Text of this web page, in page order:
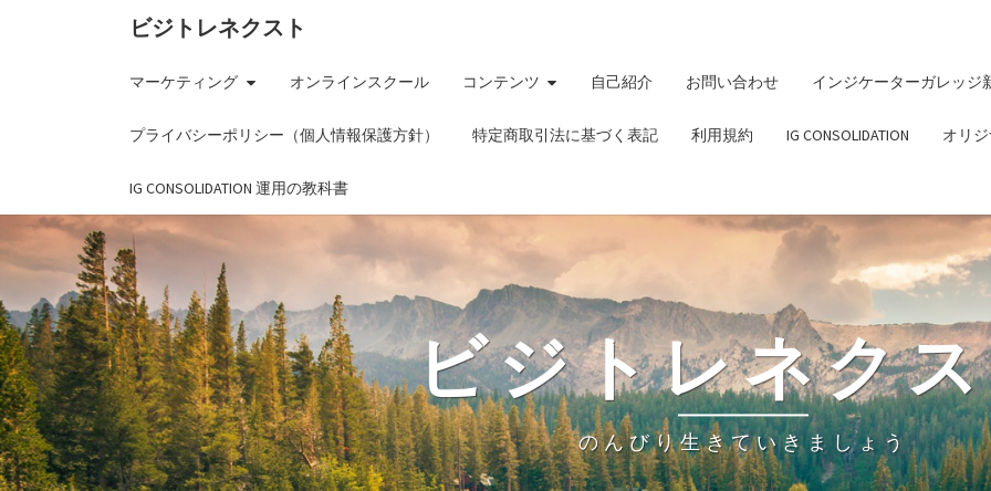
ビジトレネクスト
マーケティング オンラインスクール コンテンツ 自己紹介 お問い合わせ インジケーターガレッジ
プライバシーポリシー（個人情報保護方針） 特定商取引法に基づく表記 利用規約 IG CONSOLIDATION オリ
IG CONSOLIDATION 運用の教科書
ビジトレネク
のんびり生きていきましょう